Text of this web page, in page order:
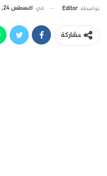
بواسطة Editor في أغسطس 24, 2025
مشاركة